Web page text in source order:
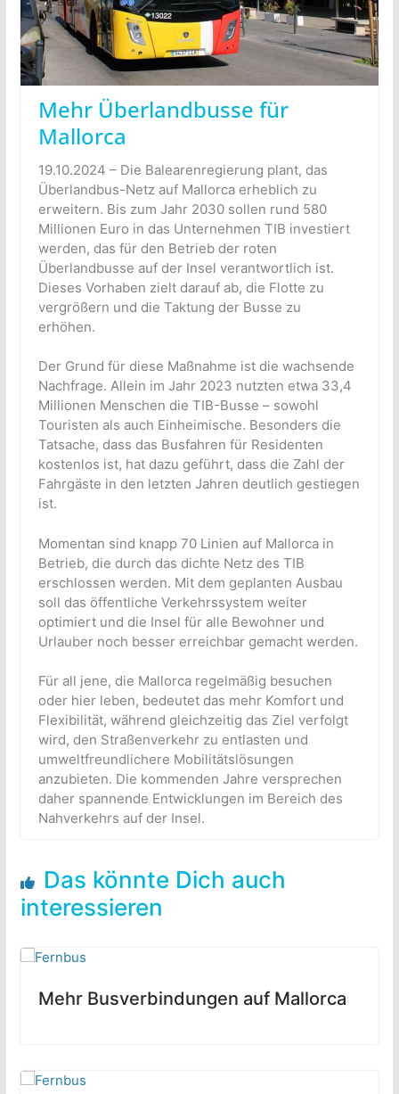
Mehr Überlandbusse für
Mallorca
19.10.2024 – Die Balearenregierung plant, das
Überlandbus-Netz auf Mallorca erheblich zu
erweitern. Bis zum Jahr 2030 sollen rund 580
Millionen Euro in das Unternehmen TIB investiert
werden, das für den Betrieb der roten
Überlandbusse auf der Insel verantwortlich ist.
Dieses Vorhaben zielt darauf ab, die Flotte zu
vergrößern und die Taktung der Busse zu
erhöhen.
Der Grund für diese Maßnahme ist die wachsende
Nachfrage. Allein im Jahr 2023 nutzten etwa 33,4
Millionen Menschen die TIB-Busse – sowohl
Touristen als auch Einheimische. Besonders die
Tatsache, dass das Busfahren für Residenten
kostenlos ist, hat dazu geführt, dass die Zahl der
Fahrgäste in den letzten Jahren deutlich gestiegen
ist.
Momentan sind knapp 70 Linien auf Mallorca in
Betrieb, die durch das dichte Netz des TIB
erschlossen werden. Mit dem geplanten Ausbau
soll das öffentliche Verkehrssystem weiter
optimiert und die Insel für alle Bewohner und
Urlauber noch besser erreichbar gemacht werden.
Für all jene, die Mallorca regelmäßig besuchen
oder hier leben, bedeutet das mehr Komfort und
Flexibilität, während gleichzeitig das Ziel verfolgt
wird, den Straßenverkehr zu entlasten und
umweltfreundlichere Mobilitätslösungen
anzubieten. Die kommenden Jahre versprechen
daher spannende Entwicklungen im Bereich des
Nahverkehrs auf der Insel.
Das könnte Dich auch
interessieren
Mehr Busverbindungen auf Mallorca